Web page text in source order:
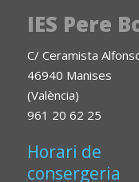
IES Pere
C/ Ceramista
46940 Manises
(València)
961 20 62 25
Horari de
consergeria